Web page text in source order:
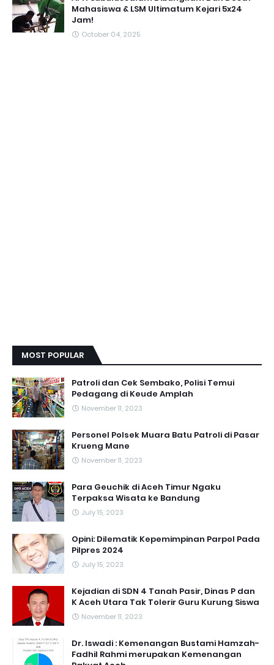
Mahasiswa & LSM Ultimatum Kejari 5x24
Jam!
October 04, 2025
MOST POPULAR
Patroli dan Cek Sembako, Polisi Temui
Pedagang di Keude Amplah
November 11, 2023
Personel Polsek Muara Batu Patroli di Pasar
Krueng Mane
November 11, 2023
Para Geuchik di Aceh Timur Ngaku
Terpaksa Wisata ke Bandung
July 15, 2023
Opini: Dilematik Kepemimpinan Parpol Pada
Pilpres 2024
July 15, 2023
Kejadian di SDN 4 Tanah Pasir, Dinas P dan
K Aceh Utara Tak Tolerir Guru Kurung Siswa
November 11, 2023
Dr. Iswadi : Kemenangan Bustami Hamzah-
Fadhil Rahmi merupakan Kemenangan